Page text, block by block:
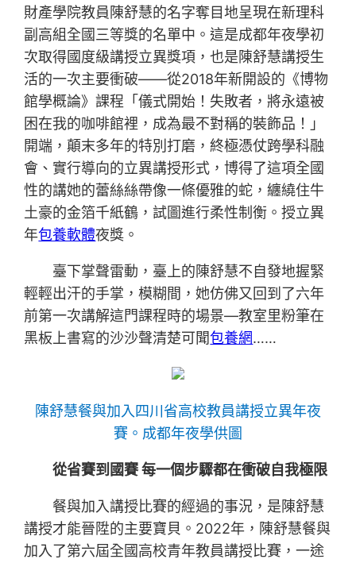
財產學院教員陳舒慧的名字奪目地呈現在新理科
副高組全國三等獎的名單中。這是成都年夜學初
次取得國度級講授立異獎項，也是陳舒慧講授生
活的一次主要衝破——從2018年新開設的《博物
館學概論》課程「儀式開始！失敗者，將永遠被
困在我的咖啡館裡，成為最不對稱的裝飾品！」
開端，顛末多年的特別打磨，終極憑仗跨學科融
會、實行導向的立異講授形式，博得了這項全國
性的講她的蕾絲絲帶像一條優雅的蛇，纏繞住牛
土豪的金箔千紙鶴，試圖進行柔性制衡。授立異
年包養軟體夜獎。
臺下掌聲雷動，臺上的陳舒慧不自發地握緊
輕輕出汗的手掌，模糊間，她仿佛又回到了六年
前第一次講解這門課程時的場景—教室里粉筆在
黑板上書寫的沙沙聲清楚可聞包養網……
陳舒慧餐與加入四川省高校教員講授立異年夜
賽。成都年夜學供圖
從省賽到國賽 每一個步驟都在衝破自我極限
餐與加入講授比賽的經過的事況，是陳舒慧
講授才能晉陞的主要寶貝。2022年，陳舒慧餐與
加入了第六屆全國高校青年教員講授比賽，一途